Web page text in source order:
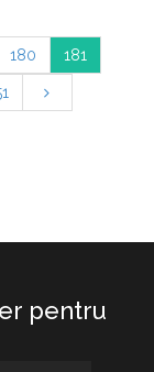
180 181
pentru